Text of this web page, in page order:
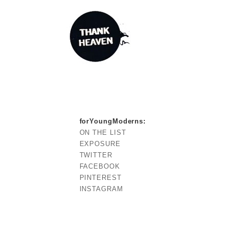
forYoungModerns:
ON THE LIST
EXPOSURE
TWITTER
FACEBOOK
PINTEREST
INSTAGRAM